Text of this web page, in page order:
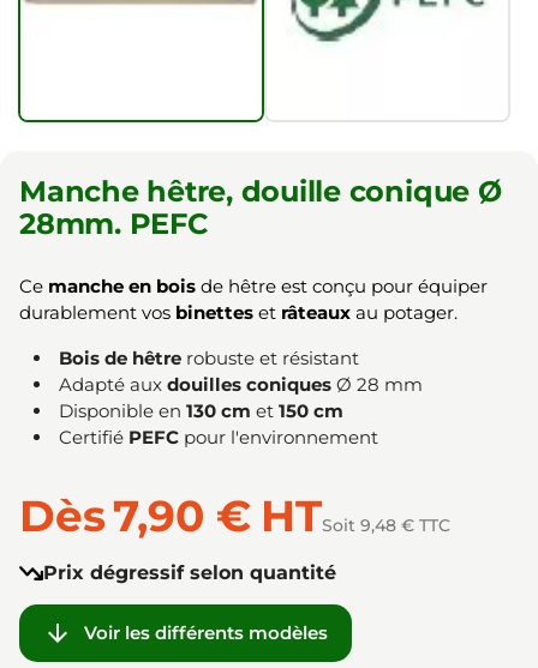
Manche hêtre, douille conique Ø
28mm. PEFC
Ce manche en bois de hêtre est conçu pour équiper
durablement vos binettes et râteaux au potager.
Bois de hêtre robuste et résistant
Adapté aux douilles coniques Ø 28 mm
Disponible en 130 cm et 150 cm
Certifié PEFC pour l'environnement
Dès7,90 € HTSoit 9,48 € TTC
Prix dégressif selon quantité
 Voir les différents modèles